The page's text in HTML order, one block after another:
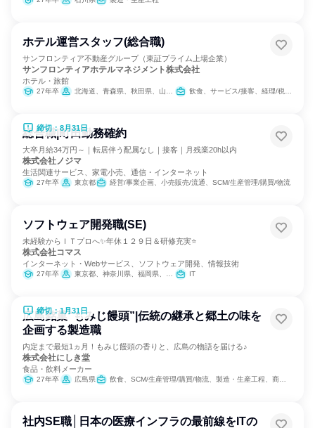
ホテル運営スタッフ(総合職)
サンフロンティア不動産グループ（東証プライム上場企業）
サンフロンティアホテルマネジメント株式会社
ホテル・旅館
27年卒 北海道、青森県、秋田県、山形県、茨城県、栃木県、千葉県、新潟県、長野県、愛知県、京都府、大阪府、兵庫県、岡山県、愛媛県、福岡県、熊本県、沖縄県 飲食、サービス/接客、経理/税務/財務
締切：8月31日
総合職|町田勤務確約
大卒月給34万円～｜転居伴う配属なし｜接客｜月残業20h以内
株式会社ノジマ
生活関連サービス、家電小売、通信・インターネット
27年卒 東京都 経営/事業企画、小売販売/流通、SCM/生産管理/購買/物流
ソフトウェア開発職(SE)
未経験からＩＴプロへ✨年休１２９日＆研修充実⭐
株式会社コマス
インターネット・Webサービス、ソフトウェア開発、情報技術
27年卒 東京都、神奈川県、福岡県、沖縄県 IT
締切：1月31日
広島銘菓“もみじ饅頭”|伝統の継承と郷土の味を
企画する製造職
内定まで最短1ヵ月！もみじ饅頭の香りと、広島の物語を届ける♪
株式会社にしき堂
食品・飲料メーカー
27年卒 広島県 飲食、SCM/生産管理/購買/物流、製造・生産工程、商品企画
社内SE職│日本の医療インフラの最前線をITの